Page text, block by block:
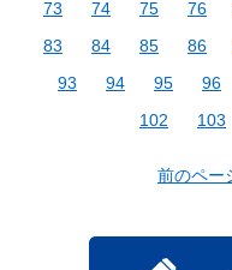
73
74 75 76
83
84 85 86
93
94 95 96
102
103
前のペー